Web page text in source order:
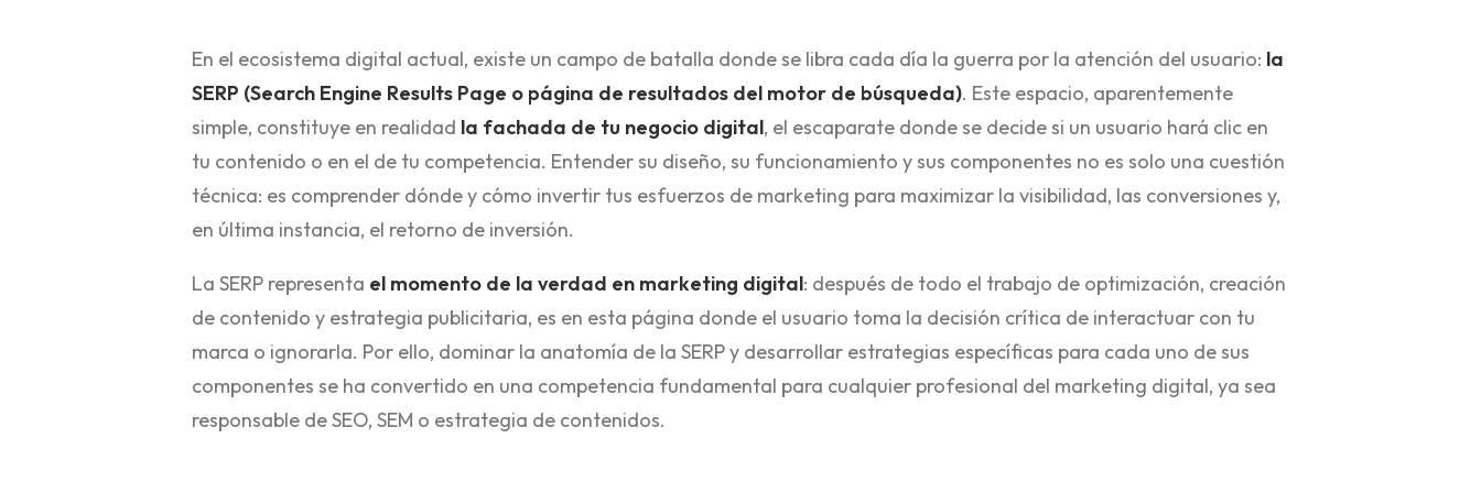
En el ecosistema digital actual, existe un campo de batalla donde se libra cada día la guerra por la atención del usuario: la
SERP (Search Engine Results Page o página de resultados del motor de búsqueda). Este espacio, aparentemente
simple, constituye en realidad la fachada de tu negocio digital, el escaparate donde se decide si un usuario hará clic en
tu contenido o en el de tu competencia. Entender su diseño, su funcionamiento y sus componentes no es solo una cuestión
técnica: es comprender dónde y cómo invertir tus esfuerzos de marketing para maximizar la visibilidad, las conversiones y,
en última instancia, el retorno de inversión.
La SERP representa el momento de la verdad en marketing digital: después de todo el trabajo de optimización, creación
de contenido y estrategia publicitaria, es en esta página donde el usuario toma la decisión crítica de interactuar con tu
marca o ignorarla. Por ello, dominar la anatomía de la SERP y desarrollar estrategias específicas para cada uno de sus
componentes se ha convertido en una competencia fundamental para cualquier profesional del marketing digital, ya sea
responsable de SEO, SEM o estrategia de contenidos.